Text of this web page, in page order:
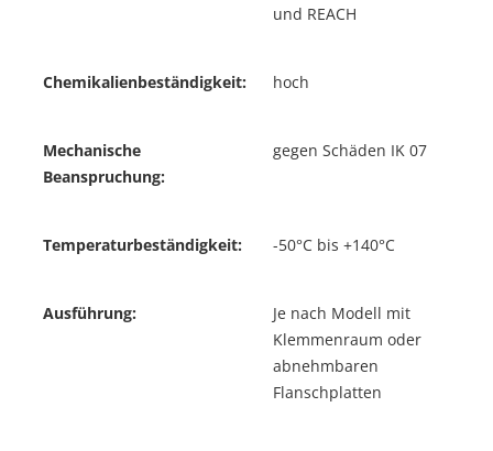
und REACH
Chemikalienbeständigkeit: hoch
Mechanische
Beanspruchung:
gegen Schäden IK 07
Temperaturbeständigkeit: -50°C bis +140°C
Ausführung:
Je nach Modell mit
Klemmenraum oder
abnehmbaren
Flanschplatten